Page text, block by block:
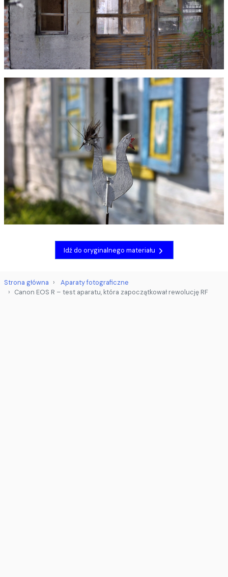
Idź do oryginalnego materiału
Strona główna
Aparaty fotograficzne
Canon EOS R – test aparatu, która zapoczątkował rewolucję RF